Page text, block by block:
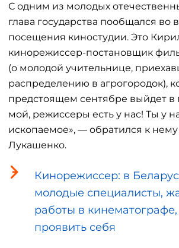
С одним из молодых
глава государства пообщался во
посещения киностудии. Это
кинорежиссер-постановщик
(о молодой учительнице,
распределению в агрогородок),
предстоящем сентябре выйдет в
мой, режиссеры есть у нас! Ты у
ископаемое», — обратился к
Лукашенко.
Кинорежиссер: в
молодые специалисты,
работы в
проявить себя